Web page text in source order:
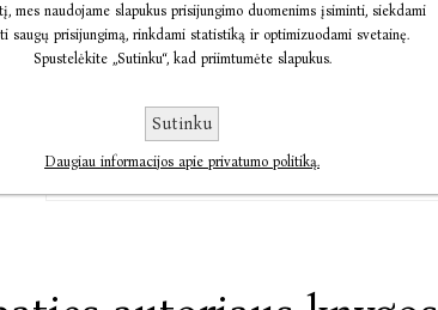
Komentarai
Susisiekite
mes naudojame slapukus prisijungimo duomenims įsiminti, siekdami
saugų prisijungimą, rinkdami statistiką ir optimizuodami svetainę.
Spustelėkite „Sutinku“, kad priimtumėte slapukus.
Sutinku
Daugiau informacijos apie privatumo politiką.